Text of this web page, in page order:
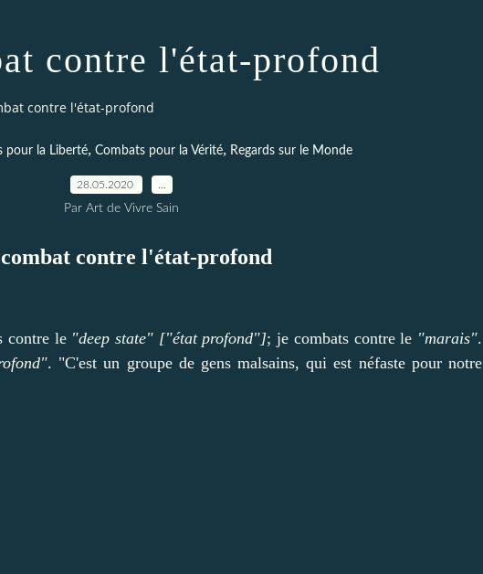
contre l'état-profond
contre l'état-profond
pour la Liberté, Combats pour la Vérité, Regards sur le Monde
28.05.2020
Par Art de Vivre Sain
contre l'état-profond
contre le "deep state" ["état profond"]; je combats contre le "marais".
. "C'est un groupe de gens malsains, qui est néfaste pour notre